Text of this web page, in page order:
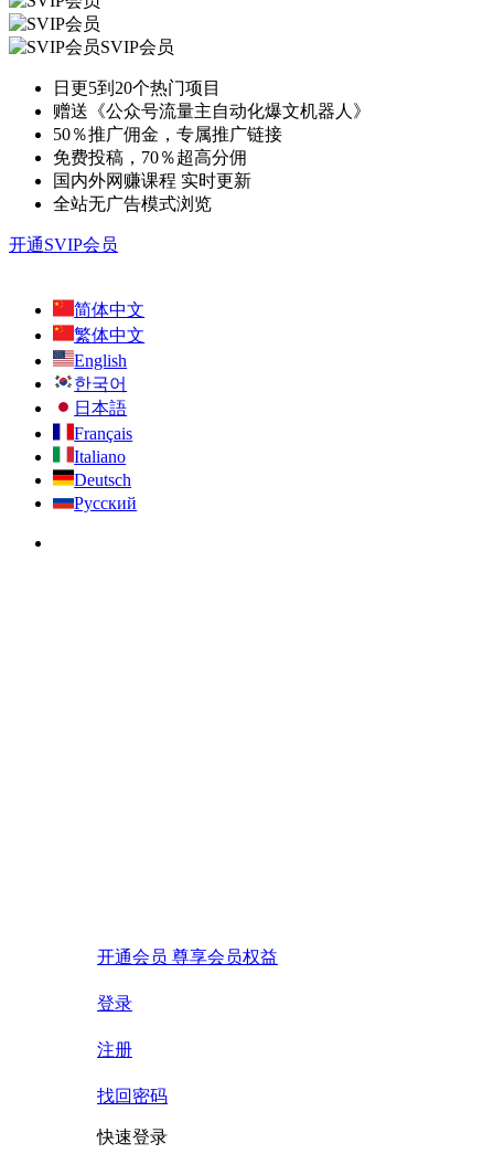
SVIP会员
日更5到20个热门项目
赠送《公众号流量主自动化爆文机器人》
50％推广佣金，专属推广链接
免费投稿，70％超高分佣
国内外网赚课程 实时更新
全站无广告模式浏览
开通SVIP会员
简体中文
繁体中文
English
한국어
日本語
Français
Italiano
Deutsch
Русский
开通会员 尊享会员权益
登录
注册
找回密码
快速登录